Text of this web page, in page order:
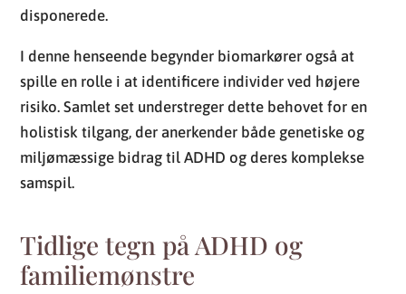
disponerede.
I denne henseende begynder biomarkører også at
spille en rolle i at identificere individer ved højere
risiko. Samlet set understreger dette behovet for en
holistisk tilgang, der anerkender både genetiske og
miljømæssige bidrag til ADHD og deres komplekse
samspil.
Tidlige tegn på ADHD og
familiemønstre